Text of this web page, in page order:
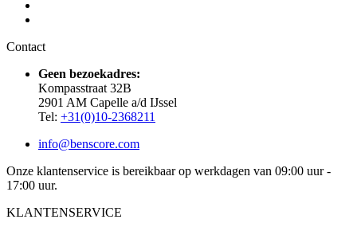
Contact
Geen bezoekadres:
Kompasstraat 32B
2901 AM Capelle a/d IJssel
Tel: +31(0)10-2368211
info@benscore.com
Onze klantenservice is bereikbaar op werkdagen van 09:00 uur -
17:00 uur.
KLANTENSERVICE